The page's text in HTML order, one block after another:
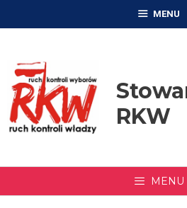
MENU
RKW
MENU